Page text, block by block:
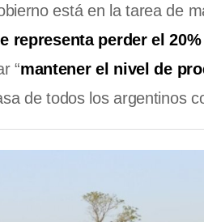
está en la tarea de
representa perder el
“mantener el nivel de
de todos los argentinos